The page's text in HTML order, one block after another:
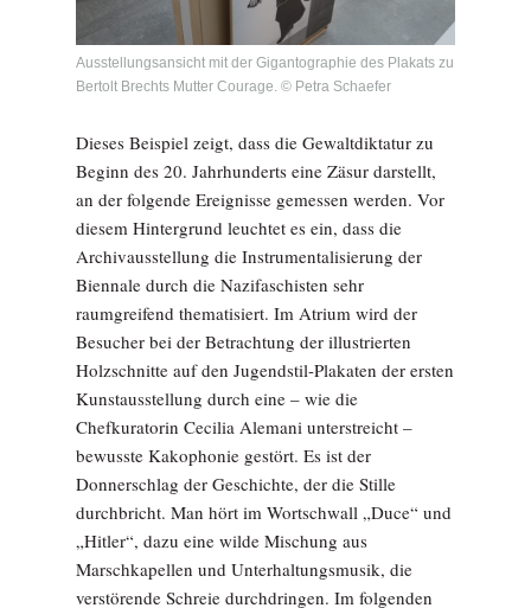
Ausstellungsansicht mit der Gigantographie des Plakats zu
Bertolt Brechts Mutter Courage. © Petra Schaefer
Dieses Beispiel zeigt, dass die Gewaltdiktatur zu
Beginn des 20. Jahrhunderts eine Zäsur darstellt,
an der folgende Ereignisse gemessen werden. Vor
diesem Hintergrund leuchtet es ein, dass die
Archivausstellung die Instrumentalisierung der
Biennale durch die Nazifaschisten sehr
raumgreifend thematisiert. Im Atrium wird der
Besucher bei der Betrachtung der illustrierten
Holzschnitte auf den Jugendstil-Plakaten der ersten
Kunstausstellung durch eine – wie die
Chefkuratorin Cecilia Alemani unterstreicht –
bewusste Kakophonie gestört. Es ist der
Donnerschlag der Geschichte, der die Stille
durchbricht. Man hört im Wortschwall „Duce“ und
„Hitler“, dazu eine wilde Mischung aus
Marschkapellen und Unterhaltungsmusik, die
verstörende Schreie durchdringen. Im folgenden